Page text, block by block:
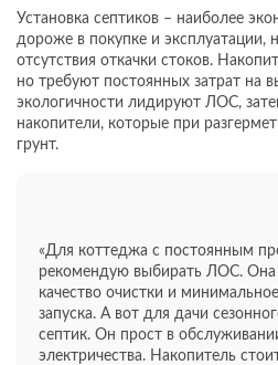
Установка септиков – наиболее
дороже в покупке и эксплуатации,
отсутствия откачки стоков.
но требуют постоянных затрат на
экологичности лидируют ЛОС,
накопители, которые при
грунт.
«Для коттеджа с постоянным
рекомендую выбирать ЛОС. Она
качество очистки и
запуска. А вот для дачи
септик. Он прост в
электричества. Накопитель